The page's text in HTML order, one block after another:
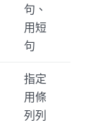
句、
用短
句
指定
用條
列列